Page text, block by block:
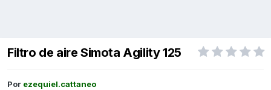
Filtro de aire Simota Agility 125
Por ezequiel.cattaneo